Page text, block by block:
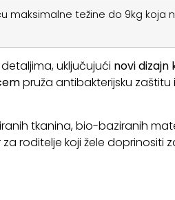
maksimalne težine do 9kg
uključujući novi dizajn
pruža antibakterijsku
tkanina, bio-baziranih
roditelje koji žele doprinositi